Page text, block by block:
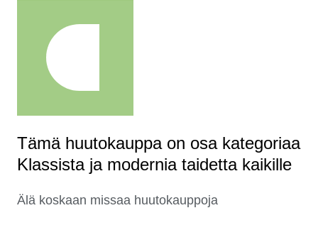
Tämä huutokauppa on osa kategoriaa
Klassista ja modernia taidetta kaikille
Älä koskaan missaa huutokauppoja